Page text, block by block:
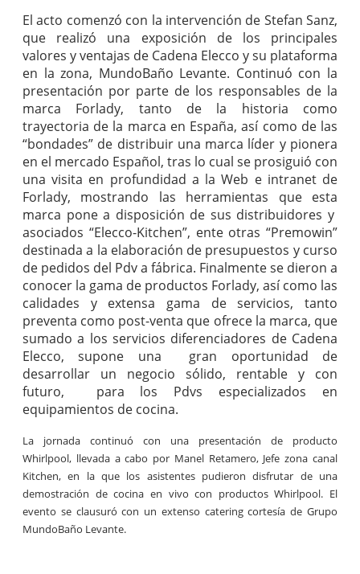
El acto comenzó con la intervención de Stefan Sanz,
que realizó una exposición de los principales
valores y ventajas de Cadena Elecco y su plataforma
en la zona, MundoBaño Levante. Continuó con la
presentación por parte de los responsables de la
marca Forlady, tanto de la historia como
trayectoria de la marca en España, así como de las
“bondades” de distribuir una marca líder y pionera
en el mercado Español, tras lo cual se prosiguió con
una visita en profundidad a la Web e intranet de
Forlady, mostrando las herramientas que esta
marca pone a disposición de sus distribuidores y
asociados “Elecco-Kitchen”, ente otras “Premowin”
destinada a la elaboración de presupuestos y curso
de pedidos del Pdv a fábrica. Finalmente se dieron a
conocer la gama de productos Forlady, así como las
calidades y extensa gama de servicios, tanto
preventa como post-venta que ofrece la marca, que
sumado a los servicios diferenciadores de Cadena
Elecco, supone una gran oportunidad de
desarrollar un negocio sólido, rentable y con
futuro, para los Pdvs especializados en
equipamientos de cocina.
La jornada continuó con una presentación de producto
Whirlpool, llevada a cabo por Manel Retamero, Jefe zona canal
Kitchen, en la que los asistentes pudieron disfrutar de una
demostración de cocina en vivo con productos Whirlpool. El
evento se clausuró con un extenso catering cortesía de Grupo
MundoBaño Levante.